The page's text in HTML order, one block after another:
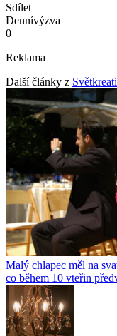
Sdílet
Dennívýzva
0
Reklama
Další články z
Malý chlapec měl na
co během 10 vteřin